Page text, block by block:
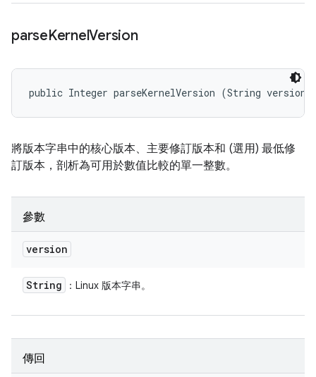
parseKernelVersion
public Integer parseKernelVersion (String version)
將版本字串中的核心版本、主要修訂版本和 (選用) 最低修
訂版本，剖析為可用於數值比較的單一整數。
參數
version
String ：Linux 版本字串。
傳回